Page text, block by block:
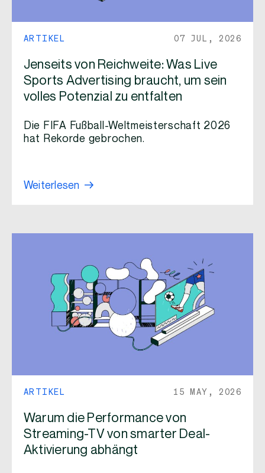
ARTIKEL 07 JUL, 2026
Jenseits von Reichweite: Was Live
Sports Advertising braucht, um sein
volles Potenzial zu entfalten
Die FIFA Fußball-Weltmeisterschaft 2026
hat Rekorde gebrochen.
Weiterlesen
ARTIKEL 15 MAY, 2026
Warum die Performance von
Streaming-TV von smarter Deal-
Aktivierung abhängt